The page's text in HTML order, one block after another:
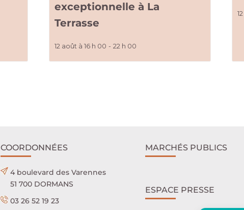
exceptionnelle à La
Terrasse
12 août à 16 h 00 - 22 h 00
COORDONNÉES
4 boulevard des Varennes
51 700 DORMANS
03 26 52 19 23
MARCHÉS PUBLICS
ESPACE PRESSE